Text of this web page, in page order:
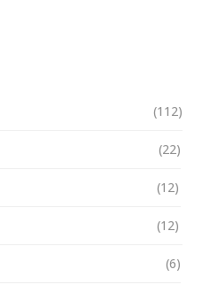
(112)
(22)
(12)
(12)
(6)